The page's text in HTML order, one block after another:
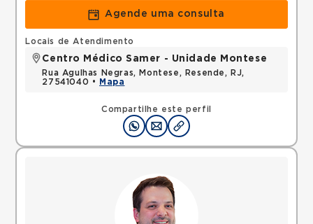
Agende uma consulta
Compartilhe este perfil
Locais de Atendimento
Centro Médico Samer - Unidade Montese
Rua Agulhas Negras, Montese, Resende, RJ,
27541040 •
Mapa